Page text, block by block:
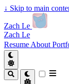
↓ Skip to main
Zach Le
Zach Le
Resume About